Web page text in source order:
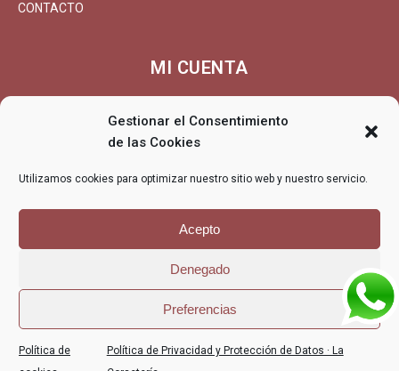
Gestionar el Consentimiento
de las Cookies
Utilizamos cookies para optimizar nuestro sitio web y nuestro servicio.
Acepto
Denegado
Preferencias
Política de
Política de Privacidad y Protección de Datos · La
CONTACTO
MI CUENTA
MI CUENTA/REGISTRARSE
CARRITO
DEVOLUCIONES/REEMBOLSO
© La Corsetería - La Corsetería, lencería, corsetería, especialistas
POLÍTICA DE PRIVACIDAD Y PROTECCIÓN
DE DATOS · LA CORSETERÍA
POLÍTICA DE